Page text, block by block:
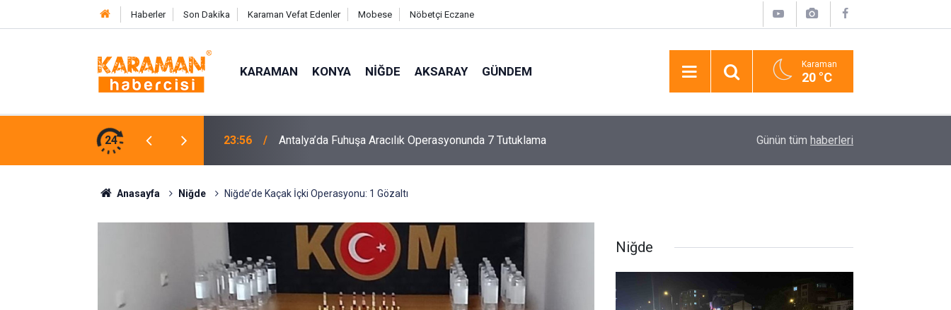
Haberler Son Dakika Karaman Vefat Edenler Mobese Nöbetçi Eczane
KARAMAN KONYA NIĞDE AKSARAY GÜNDEM Karaman
20 °C
24
7 Tutuklama 23:53 Hayatını Kaybettiği Gazetelerini Almayınca Anlaşıldı Yol Kenarındaki Otomobilde Bir Kadın Ölü, Bir
Günün tüm haberleri
Anasayfa Niğde Niğde’de Kaçak İçki Operasyonu: 1 Gözaltı
Niğde